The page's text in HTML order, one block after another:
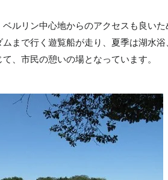
ルリン中心地からのアクセスも良い
まで行く遊覧船が走り、夏季は湖水浴
、市民の憩いの場となっています。